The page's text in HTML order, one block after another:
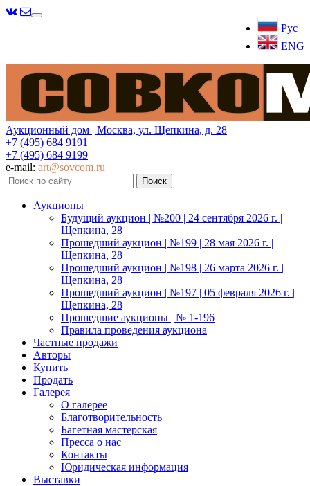
Рус
ENG
Меню
Аукционный дом | Москва, ул. Щепкина, д. 28
+7 (495) 684 9191
+7 (495) 684 9199
e-mail: art@sovcom.ru
Аукционы
Будущий аукцион | №200 | 24 сентября 2026 г. |
Щепкина, 28
Прошедший аукцион | №199 | 28 мая 2026 г. |
Щепкина, 28
Прошедший аукцион | №198 | 26 марта 2026 г. |
Щепкина, 28
Прошедший аукцион | №197 | 05 февраля 2026 г. |
Щепкина, 28
Прошедшие аукционы | № 1-196
Правила проведения аукциона
Частные продажи
Авторы
Купить
Продать
Галерея
О галерее
Благотворительность
Багетная мастерская
Пресса о нас
Контакты
Юридическая информация
Выставки